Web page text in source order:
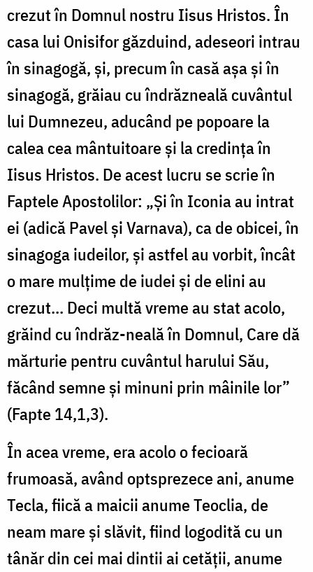
crezut în Domnul nostru Iisus Hristos. În
casa lui Onisifor găzduind, adeseori intrau
în sinagogă, și, precum în casă așa și în
sinagogă, grăiau cu îndrăzneală cuvântul
lui Dumnezeu, aducând pe popoare la
calea cea mântuitoare și la credința în
Iisus Hristos. De acest lucru se scrie în
Faptele Apostolilor: „Și în Iconia au intrat
ei (adică Pavel și Varnava), ca de obicei, în
sinagoga iudeilor, și astfel au vorbit, încât
o mare mulțime de iudei și de elini au
crezut... Deci multă vreme au stat acolo,
grăind cu îndrăz-neală în Domnul, Care dă
mărturie pentru cuvântul harului Său,
făcând semne și minuni prin mâinile lor”
(Fapte 14,1,3).
În acea vreme, era acolo o fecioară
frumoasă, având optsprezece ani, anume
Tecla, fiică a maicii anume Teoclia, de
neam mare și slăvit, fiind logodită cu un
tânăr din cei mai dintii ai cetății, anume